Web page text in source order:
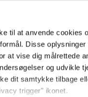
til at anvende cookies
Disse
at vise dig målrettede
og udvikle
dit samtykke tilbage
trigger" ikonet.